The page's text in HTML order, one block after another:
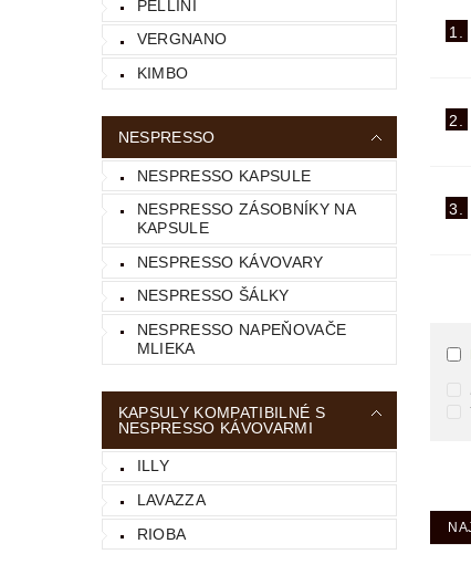
PELLINI
VERGNANO
KIMBO
NESPRESSO
NESPRESSO KAPSULE
NESPRESSO ZÁSOBNÍKY NA
KAPSULE
NESPRESSO KÁVOVARY
NESPRESSO ŠÁLKY
NESPRESSO NAPEŇOVAČE
MLIEKA
KAPSULY KOMPATIBILNÉ S
NESPRESSO KÁVOVARMI
ILLY
LAVAZZA
RIOBA
1.
2.
3.